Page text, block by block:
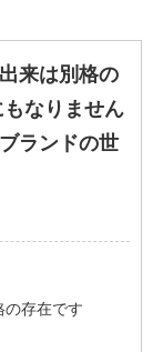
来は別格の
なりません
ランドの世
の存在です